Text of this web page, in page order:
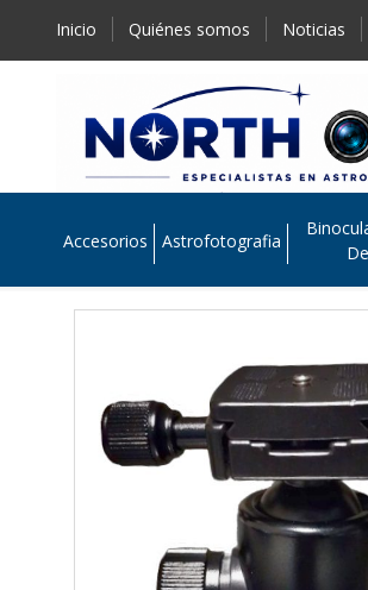
Inicio Quiénes somos Noticias
Accesorios Astrofotografia